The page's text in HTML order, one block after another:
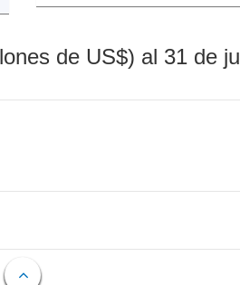
de US$) al 31 de